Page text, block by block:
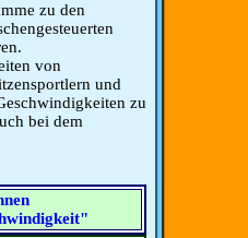
zu den
von
und
zu
bei dem